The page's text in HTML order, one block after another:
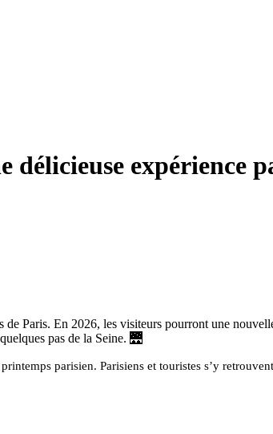
délicieuse expérience
Paris. En 2026, les visiteurs pourront une
pas de la Seine. 🌉
parisien. Parisiens et touristes s’y